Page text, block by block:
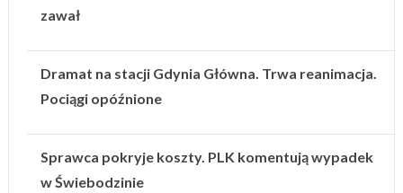
zawał
Dramat na stacji Gdynia Główna. Trwa reanimacja.
Pociągi opóźnione
Sprawca pokryje koszty. PLK komentują wypadek
w Świebodzinie